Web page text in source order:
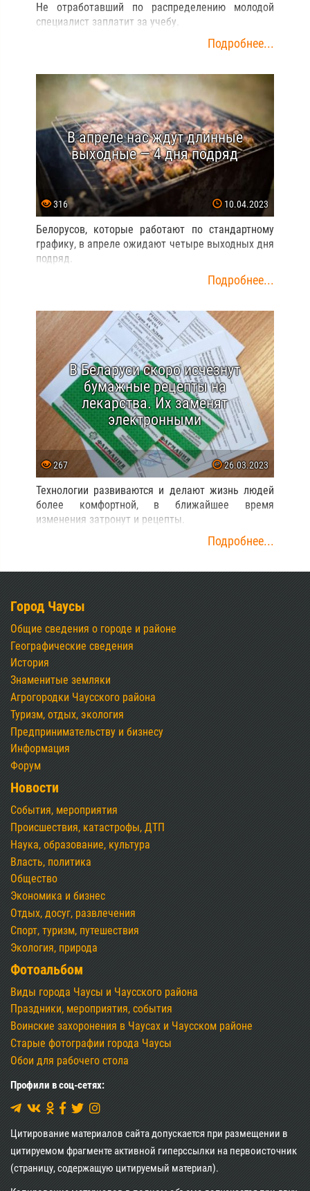
Не отработавший по распределению молодой
специалист заплатит за учебу.
Подробнее...
В апреле нас ждут длинные
выходные — 4 дня подряд
316 10.04.2023
Белорусов, которые работают по стандартному
графику, в апреле ожидают четыре выходных дня
подряд.
Подробнее...
В Беларуси скоро исчезнут
бумажные рецепты на
лекарства. Их заменят
электронными
267 26.03.2023
Технологии развиваются и делают жизнь людей
более комфортной, в ближайшее время
изменения затронут и рецепты.
Подробнее...
Город Чаусы
Общие сведения о городе и районе
Географические сведения
История
Знаменитые земляки
Агрогородки Чаусского района
Туризм, отдых, экология
Предпринимательству и бизнесу
Информация
Форум
Новости
События, мероприятия
Происшествия, катастрофы, ДТП
Наука, образование, культура
Власть, политика
Общество
Экономика и бизнес
Отдых, досуг, развлечения
Спорт, туризм, путешествия
Экология, природа
Фотоальбом
Виды города Чаусы и Чаусского района
Праздники, мероприятия, события
Воинские захоронения в Чаусах и Чаусском районе
Старые фотографии города Чаусы
Обои для рабочего стола
Профили в соц-сетях:
Цитирование материалов сайта допускается при размещении в
цитируемом фрагменте активной гиперссылки на первоисточник
(страницу, содержащую цитируемый материал).